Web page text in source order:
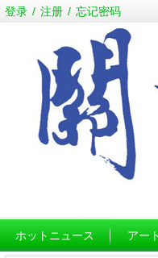
登录 / 注册 / 忘记密码
ホットニュース アー